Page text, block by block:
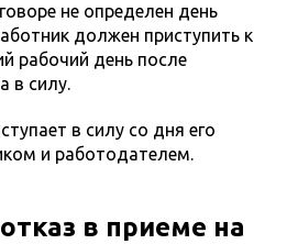
не определен день
должен приступить к
рабочий день после
в силу.
в силу со дня его
и работодателем.
в приеме на